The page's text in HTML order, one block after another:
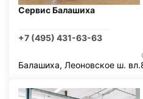
Сервис Балашиха
+7 (495) 431-63-63
Балашиха, Леоновское ш.